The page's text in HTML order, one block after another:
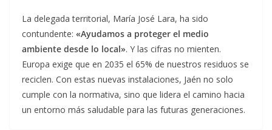
La delegada territorial, María José Lara, ha sido
contundente: «Ayudamos a proteger el medio
ambiente desde lo local». Y las cifras no mienten.
Europa exige que en 2035 el 65% de nuestros residuos se
reciclen. Con estas nuevas instalaciones, Jaén no solo
cumple con la normativa, sino que lidera el camino hacia
un entorno más saludable para las futuras generaciones.